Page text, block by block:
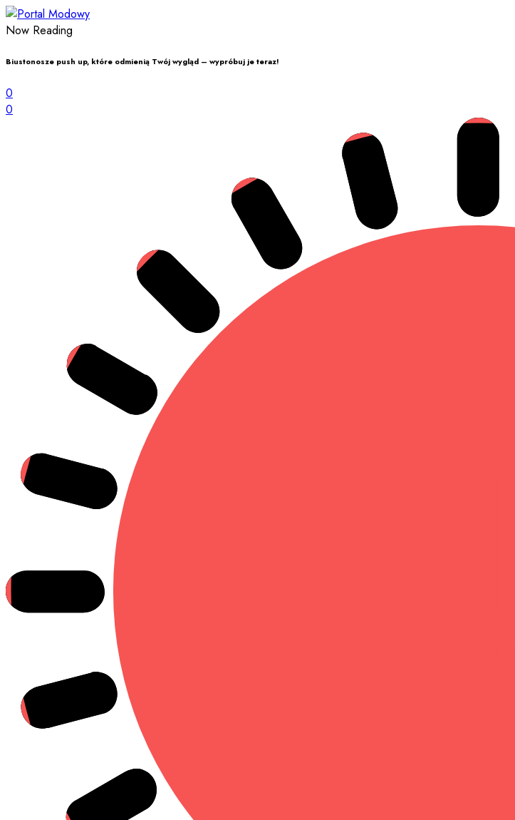
Now Reading
Biustonosze push up, które odmienią Twój wygląd – wypróbuj je teraz!
0
0